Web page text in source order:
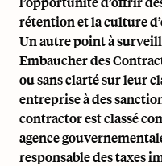
rétention et la culture
Un autre point à
Embaucher des
ou sans clarté sur leur
entreprise à des
contractor estclassé
agence
responsable des taxes